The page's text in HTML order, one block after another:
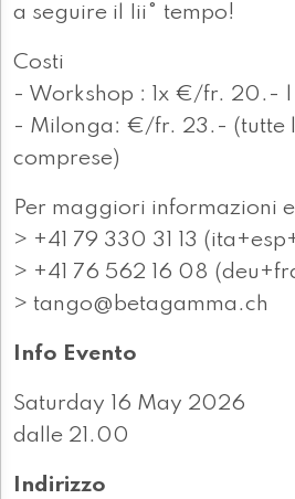
a seguire il Iii° tempo!
Costi
- Workshop : 1x €/fr. 20.-
- Milonga: €/fr. 23.- (tutte
comprese)
Per maggiori informazioni
> +41 79 330 31 13
> +41 76 562 16 08
> tango@betagamma.ch
Info Evento
Saturday 16 May 2026
dalle 21.00
Indirizzo